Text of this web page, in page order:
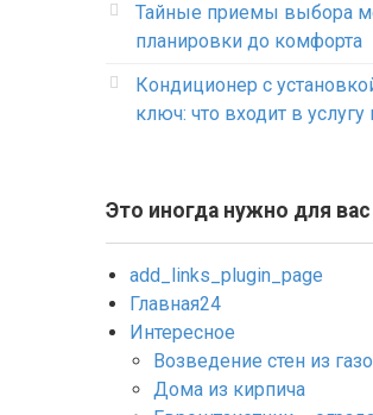
Тайные приемы выбора
планировки до комфорта
Кондиционер с
ключ: что входит в услугу
Это иногда нужно для вас
add_links_plugin_page
Главная24
Интересное
Возведение стен из
Дома из кирпича